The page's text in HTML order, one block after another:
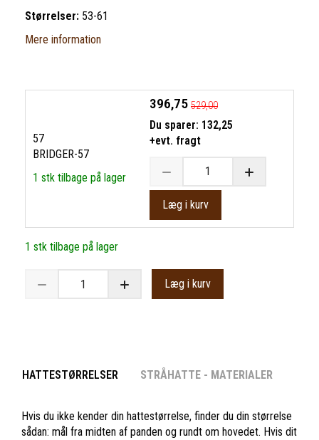
Størrelser: 53-61
Mere information
57
BRIDGER-57
1 stk tilbage på lager
396,75 529,00
Du sparer: 132,25
+evt. fragt
Læg i kurv
1 stk tilbage på lager
Læg i kurv
HATTESTØRRELSER STRÅHATTE - MATERIALER
Hvis du ikke kender din hattestørrelse, finder du din størrelse
sådan: mål fra midten af panden og rundt om hovedet. Hvis dit